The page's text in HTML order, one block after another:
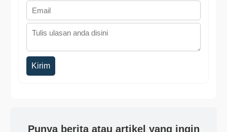
Kirim
Punya berita atau artikel yang ingin